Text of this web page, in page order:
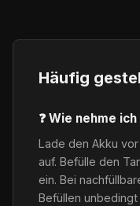
Häufig
❓ Wie nehme
Lade den Akku
auf. Befülle den
ein. Bei
Befüllen